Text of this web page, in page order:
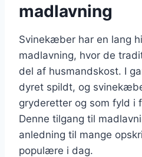
madlavning
Svinekæber har en lang
madlavning, hvor de
del af husmandskost. I
dyret spildt, og
gryderetter og som fyld i
Denne tilgang til
anledning til mange
populære i dag.